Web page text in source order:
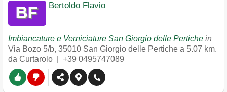
Bertoldo Flavio
Imbiancature e Verniciature San Giorgio delle Pertiche in
Via Bozo 5/b, 35010 San Giorgio delle Pertiche a 5.07 km.
da Curtarolo | +39 0495747089